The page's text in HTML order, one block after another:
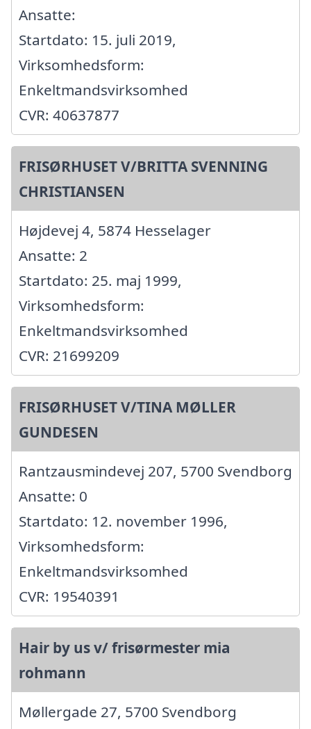
Ansatte:
Startdato: 15. juli 2019,
Virksomhedsform:
Enkeltmandsvirksomhed
CVR: 40637877
FRISØRHUSET V/BRITTA SVENNING
CHRISTIANSEN
Højdevej 4, 5874 Hesselager
Ansatte: 2
Startdato: 25. maj 1999,
Virksomhedsform:
Enkeltmandsvirksomhed
CVR: 21699209
FRISØRHUSET V/TINA MØLLER
GUNDESEN
Rantzausmindevej 207, 5700 Svendborg
Ansatte: 0
Startdato: 12. november 1996,
Virksomhedsform:
Enkeltmandsvirksomhed
CVR: 19540391
Hair by us v/ frisørmester mia
rohmann
Møllergade 27, 5700 Svendborg